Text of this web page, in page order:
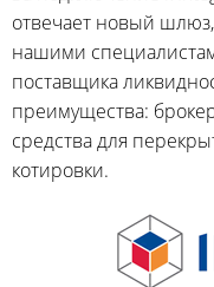
отвечает новый
нашими
поставщика
преимущества:
средства для
котировки.